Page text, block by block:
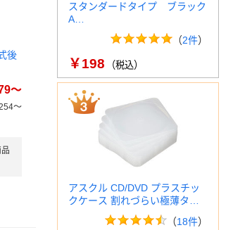
後
～
～
スタンダードタイプ ブラック
A…
（2件）
￥198 （税込）
アスクル CD/DVD プラスチッ
クケース 割れづらい極薄タ…
（18件）